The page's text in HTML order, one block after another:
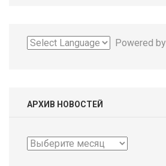
Powered by
АРХИВ НОВОСТЕЙ
Архив